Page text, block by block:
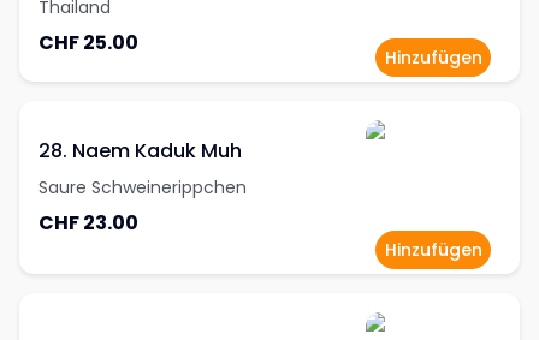
Thailand
CHF 25.00
Hinzufügen
28. Naem Kaduk Muh
Saure Schweinerippchen
CHF 23.00
Hinzufügen